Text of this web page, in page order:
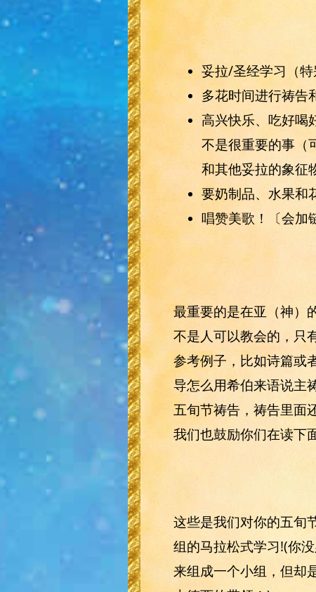
妥拉/圣经学习（特
多花时间进行祷告
高兴快乐、吃好喝
不是很重要的事（
和其他妥拉的象征
要奶制品、水果和
唱赞美歌！〔会加
最重要的是在亚（神）
不是人可以教会的，只
参考例子，比如诗篇或
导怎么用希伯来语说主
五旬节祷告，祷告里面
我们也鼓励你们在读下
这些是我们对你的五旬
组的马拉松式学习!(你
来组成一个小组，但却